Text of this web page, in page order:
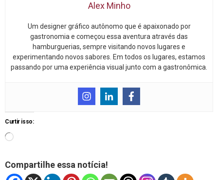
Alex Minho
Um designer gráfico autônomo que é apaixonado por
gastronomia e começou essa aventura através das
hamburguerias, sempre visitando novos lugares e
experimentando novos sabores. Em todos os lugares, estamos
passando por uma experiência visual junto com a gastronômica.
Curtir isso:
Compartilhe essa notícia!